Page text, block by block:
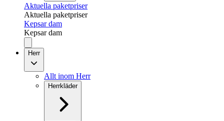
Aktuella paketpriser
Aktuella paketpriser
Kepsar dam
Kepsar dam
Herr
Allt inom Herr
Herrkläder